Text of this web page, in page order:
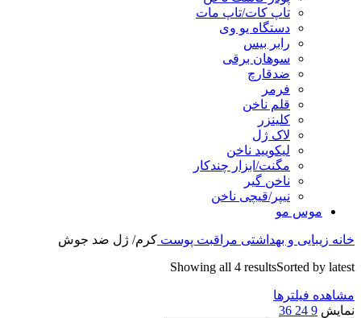
تاپ کات/تاپ مات
دستگاه یو وی
رابر بیس
سوهان برقی
ضدقارچ
فرمر
قلم ناخن
کلینزر
لاک ژل
لیکوييد ناخن
مگنت/ابزار چندکار
ناخن گیر
نیپر/قیچی ناخن
موس مو
خانه زیبایی و بهداشتی مراقبت پوست کرم/ ژل ضد جوش
Showing all 4 resultsSorted by latest
مشاهده فیلترها
نمایش 9
24
36